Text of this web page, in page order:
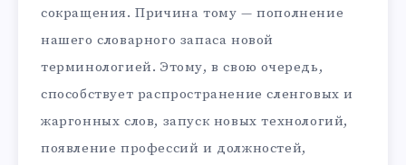
сокращения. Причина тому — пополнение
нашего словарного запаса новой
терминологией. Этому, в свою очередь,
способствует распространение сленговых и
жаргонных слов, запуск новых технологий,
появление профессий и должностей,